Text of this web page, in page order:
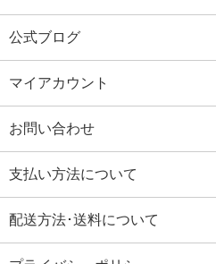
公式ブログ
マイアカウント
お問い合わせ
支払い方法について
配送方法･送料について